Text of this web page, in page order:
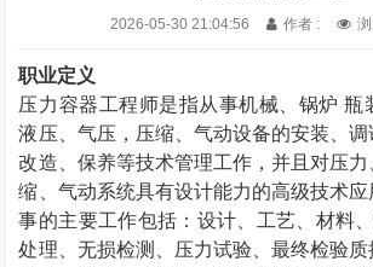
2026-05-30 21:04:56 作者 :
职业定义
压力容器工程师是指从事机械、锅炉 瓶
液压、气压，压缩、气动设备的安装、调
改造、保养等技术管理工作，并且对压
缩、气动系统具有设计能力的高级技术
事的主要工作包括：设计、工艺、材料
处理、无损检测、压力试验、最终检验质